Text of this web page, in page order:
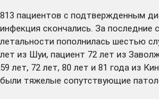
813 пациентов с подтвержденным
инфекция скончались. За последние
летальности пополнилась шестью
лет из Шуи, пациент 72 лет из
59 лет, 72 лет, 80 лет и 81 года из
были тяжелые сопутствующие